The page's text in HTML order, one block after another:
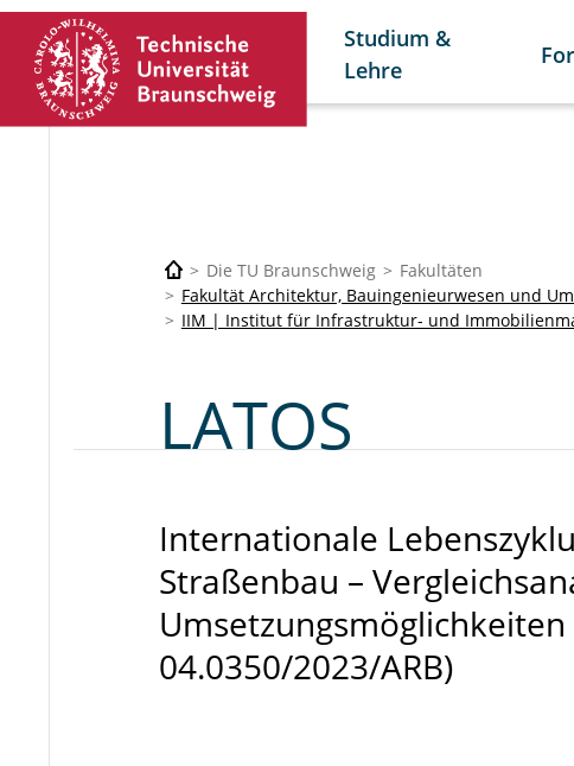
Studium &
Lehre
Die TU Braunschweig
Fakultäten
Fakultät Architektur, Bauingenieurwesen und
IIM | Institut für Infrastruktur- und
LATOS
Internationale
Straßenbau –
Umsetzungsmöglichkeiten
04.0350/2023/ARB)